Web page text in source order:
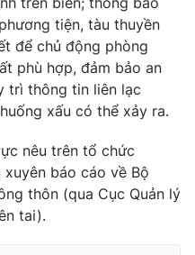
động sản
lòng Việt
mình bằng AI
tiện, tàu thuyền
để chủ động phòng
phù hợp, đảm bảo an
trì thông tin liên lạc
xấu có thể xảy ra.
nêu trên tổ chức
báo cáo về Bộ
thôn (qua Cục Quản lý
tai).